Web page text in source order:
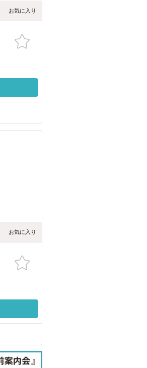
お気に入り
お気に入り